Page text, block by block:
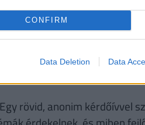
CONFIRM
Data Deletion Data
a Pénzcentrum
rövid, anonim kérdőívvel